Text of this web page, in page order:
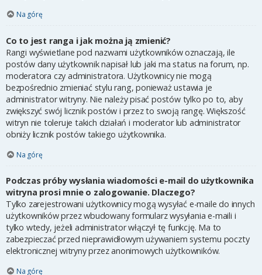
Na górę
Co to jest ranga i jak można ją zmienić?
Rangi wyświetlane pod nazwami użytkowników oznaczają, ile
postów dany użytkownik napisał lub jaki ma status na forum, np.
moderatora czy administratora. Użytkownicy nie mogą
bezpośrednio zmieniać stylu rang, ponieważ ustawia je
administrator witryny. Nie należy pisać postów tylko po to, aby
zwiększyć swój licznik postów i przez to swoją rangę. Większość
witryn nie toleruje takich działań i moderator lub administrator
obniży licznik postów takiego użytkownika.
Na górę
Podczas próby wysłania wiadomości e-mail do użytkownika
witryna prosi mnie o zalogowanie. Dlaczego?
Tylko zarejestrowani użytkownicy mogą wysyłać e-maile do innych
użytkowników przez wbudowany formularz wysyłania e-maili i
tylko wtedy, jeżeli administrator włączył tę funkcję. Ma to
zabezpieczać przed nieprawidłowym używaniem systemu poczty
elektronicznej witryny przez anonimowych użytkowników.
Na górę